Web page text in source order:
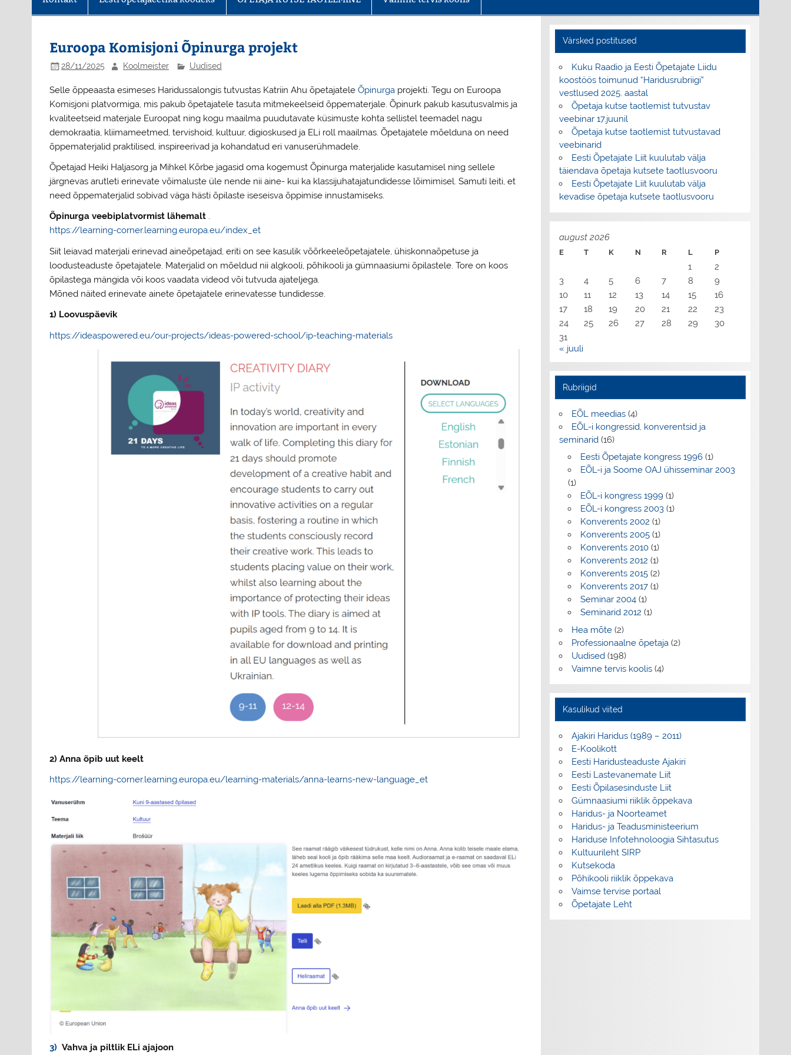
Euroopa Komisjoni Õpinurga projekt
28/11/2025 Koolmeister Uudised
Selle õppeaasta esimeses Haridussalongis tutvustas Katriin Ahu õpetajateleÕpinurga projekti. Tegu on Euroopa
Komisjoni platvormiga, mis pakub õpetajatele tasuta mitmekeelseid õppematerjale. Õpinurk pakub kasutusvalmis ja
kvaliteetseid materjale Euroopat ning kogu maailma puudutavate küsimuste kohta sellistel teemadel nagu
demokraatia, kliimameetmed, tervishoid, kultuur, digioskused ja ELi roll maailmas. Õpetajatele mõelduna on need
õppematerjalid praktilised, inspireerivad ja kohandatud eri vanuserühmadele.
Õpetajad Heiki Haljasorg ja Mihkel Kõrbe jagasid oma kogemust Õpinurga materjalide kasutamisel ning sellele
järgnevas arutleti erinevate võimaluste üle nende nii aine- kui ka klassijuhatajatundidesse lõimimisel. Samuti leiti, et
need õppematerjalid sobivad väga hästi õpilaste iseseisva õppimise innustamiseks.
Õpinurga veebiplatvormist lähemalt .
https://learning-corner.learning.europa.eu/index_et
Siit leiavad materjali erinevad aineõpetajad, eriti on see kasulik võõrkeeleõpetajatele, ühiskonnaõpetuse ja
loodusteaduste õpetajatele. Materjalid on mõeldud nii algkooli, põhikooli ja gümnaasiumi õpilastele. Tore on koos
õpilastega mängida või koos vaadata videod või tutvuda ajateljega.
Mõned näited erinevate ainete õpetajatele erinevatesse tundidesse.
1) Loovuspäevik
https://ideaspowered.eu/our-projects/ideas-powered-school/ip-teaching-materials
2) Anna õpib uut keelt
https://learning-corner.learning.europa.eu/learning-materials/anna-learns-new-language_et
3) Vahva ja piltlik ELi ajajoon
Värsked postitused
Kuku Raadio ja Eesti Õpetajate Liidu
koostöös toimunud “Haridusrubriigi”
vestlused 2025. aastal
Õpetaja kutse taotlemist tutvustav
veebinar 17.juunil
Õpetaja kutse taotlemist tutvustavad
veebinarid
Eesti Õpetajate Liit kuulutab välja
täiendava õpetaja kutsete taotlusvooru
Eesti Õpetajate Liit kuulutab välja
kevadise õpetaja kutsete taotlusvooru
august 2026
E T K N R L P
1
2
3
4 5 6 7 8
9
10
11 12 13 14 15
16
17
18 19 20 21 22
23
24
25 26 27 28 29
30
31
« juuli
Rubriigid
EÕL meedias(4)
EÕL-i kongressid, konverentsid ja
seminarid(16)
Eesti Õpetajate kongress 1996 (1)
EÕL-i ja Soome OAJ ühisseminar 2003
(1)
EÕL-i kongress 1999 (1)
EÕL-i kongress 2003 (1)
Konverents 2002 (1)
Konverents 2005 (1)
Konverents 2010 (1)
Konverents 2012 (1)
Konverents 2015 (2)
Konverents 2017 (1)
Seminar 2004 (1)
Seminarid 2012 (1)
Hea mõte(2)
Professionaalne õpetaja(2)
Uudised(198)
Vaimne tervis koolis(4)
Kasulikud viited
Ajakiri Haridus (1989 – 2011)
E-Koolikott
Eesti Haridusteaduste Ajakiri
Eesti Lastevanemate Liit
Eesti Õpilasesinduste Liit
Gümnaasiumi riiklik õppekava
Haridus- ja Noorteamet
Haridus- ja Teadusministeerium
Hariduse Infotehnoloogia Sihtasutus
Kultuurileht SIRP
Kutsekoda
Põhikooli riiklik õppekava
Vaimse tervise portaal
Õpetajate Leht